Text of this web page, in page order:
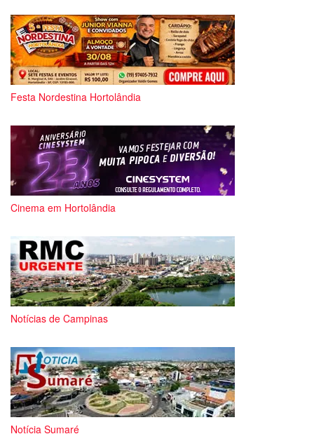
Festa Nordestina Hortolândia
Cinema em Hortolândia
Notícias de Campinas
Notícia Sumaré